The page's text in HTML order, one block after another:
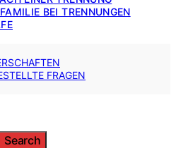
BEI TRENNUNGEN
FRAGEN
Search